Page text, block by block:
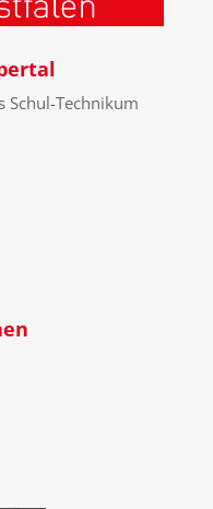
Schul-Technikum